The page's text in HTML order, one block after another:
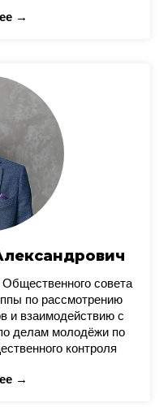
→
совета
по рассмотрению
и взаимодействию с
делам молодёжи по
контроля
→